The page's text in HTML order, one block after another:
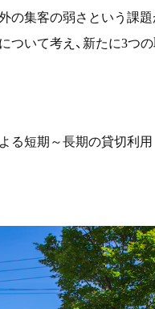
の集客の弱さという課
ついて考え、新たに3つ
る短期～長期の貸切利用